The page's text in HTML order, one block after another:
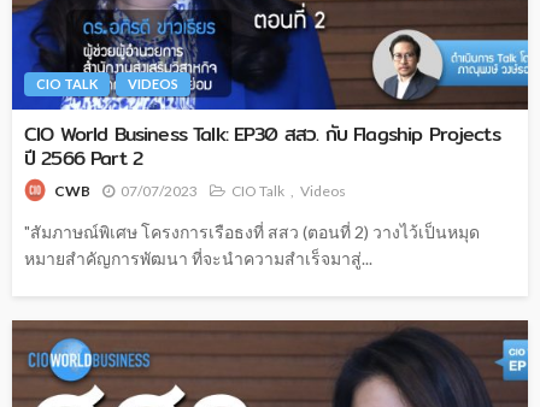
CIO TALK VIDEOS
CIO World Business Talk: EP30 สสว. กับ Flagship Projects
ปี 2566 Part 2
CWB 07/07/2023 CIO Talk Videos
"สัมภาษณ์พิเศษ โครงการเรือธงที่ สสว (ตอนที่ 2) วางไว้เป็นหมุด
หมายสำคัญการพัฒนา ที่จะนำความสำเร็จมาสู่...